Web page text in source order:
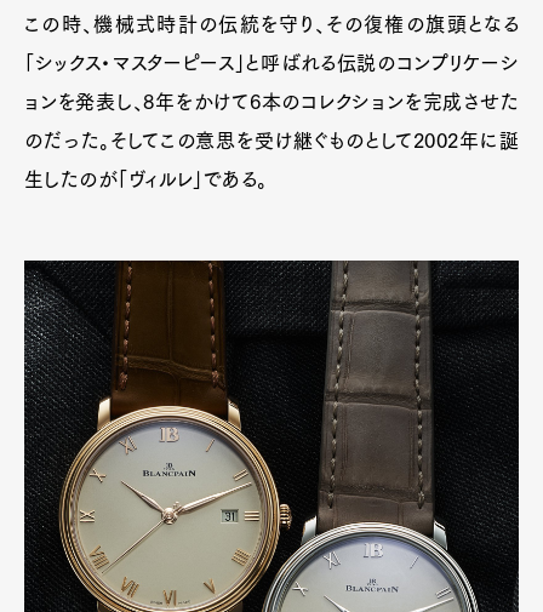
この時、機械式時計の伝統を守り、その復権の旗頭となる
「シックス・マスターピース」と呼ばれる伝説のコンプリケーシ
ョンを発表し、8年をかけて6本のコレクションを完成させた
のだった。そしてこの意思を受け継ぐものとして2002年に誕
生したのが「ヴィルレ」である。